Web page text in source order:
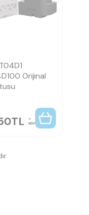
Orijinal
TL KDV